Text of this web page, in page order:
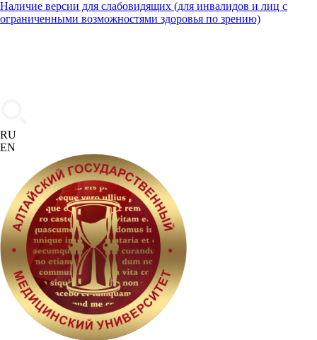
Наличие версии для слабовидящих (для инвалидов и лиц с
ограниченными возможностями здоровья по зрению)
RU
EN